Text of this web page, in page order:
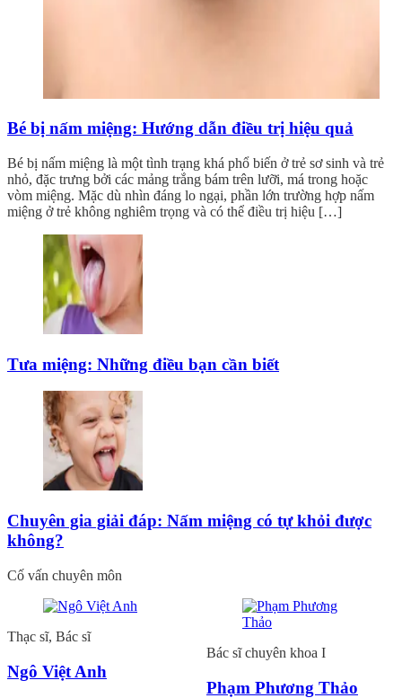
Bé bị nấm miệng: Hướng dẫn điều trị hiệu quả
Bé bị nấm miệng là một tình trạng khá phổ biến ở trẻ sơ sinh và trẻ
nhỏ, đặc trưng bởi các mảng trắng bám trên lưỡi, má trong hoặc
vòm miệng. Mặc dù nhìn đáng lo ngại, phần lớn trường hợp nấm
miệng ở trẻ không nghiêm trọng và có thể điều trị hiệu […]
Tưa miệng: Những điều bạn cần biết
Chuyên gia giải đáp: Nấm miệng có tự khỏi được
không?
Cố vấn chuyên môn
Thạc sĩ, Bác sĩ
Ngô Việt Anh
Bác sĩ chuyên khoa I
Phạm Phương Thảo